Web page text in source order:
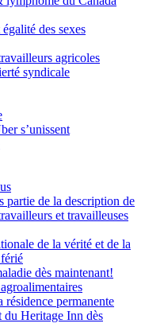
des sexes
agricoles
syndicale
s’unissent
partie de la description de
et travailleuses
de la vérité et de la
dès maintenant!
permanente
Heritage Inn dès